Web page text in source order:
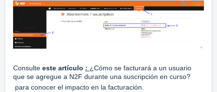
Consulte este artículo : ¿Cómo se facturará a un usuario
que se agregue a N2F durante una suscripción en curso?
para conocer el impacto en la facturación.